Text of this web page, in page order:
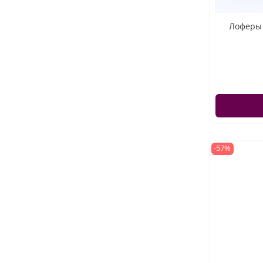
Лоферы
-57%